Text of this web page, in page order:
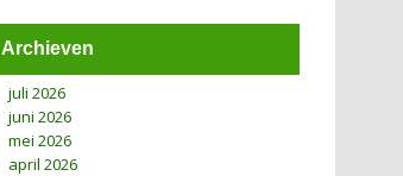
Archieven
juli 2026
juni 2026
mei 2026
april 2026